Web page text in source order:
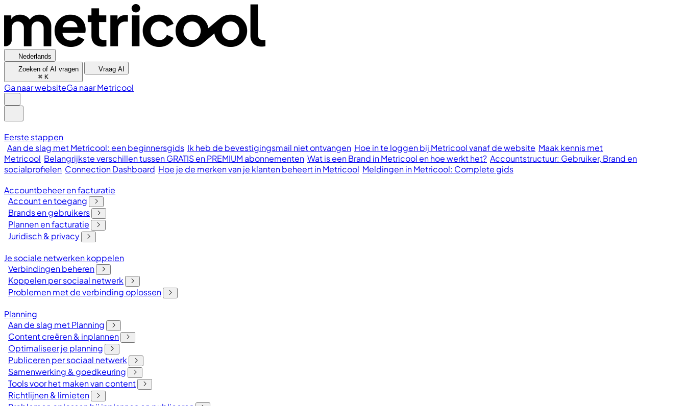
Nederlands
Zoeken of AI vragen
⌘ K
Vraag AI
Ga naar websiteGa naar Metricool
Eerste stappen
Aan de slag met Metricool: een beginnersgids Ik heb de bevestigingsmail niet ontvangen Hoe in te loggen bij Metricool vanaf de website Maak kennis met
Metricool Belangrijkste verschillen tussen GRATIS en PREMIUM abonnementen Wat is een Brand in Metricool en hoe werkt het? Accountstructuur: Gebruiker, Brand en
socialprofielen Connection Dashboard Hoe je de merken van je klanten beheert in Metricool Meldingen in Metricool: Complete gids
Accountbeheer en facturatie
Account en toegang
Brands en gebruikers
Plannen en facturatie
Juridisch & privacy
Je sociale netwerken koppelen
Verbindingen beheren
Koppelen per sociaal netwerk
Problemen met de verbinding oplossen
Planning
Aan de slag met Planning
Content creëren & inplannen
Optimaliseer je planning
Publiceren per sociaal netwerk
Samenwerking & goedkeuring
Tools voor het maken van content
Richtlijnen & limieten